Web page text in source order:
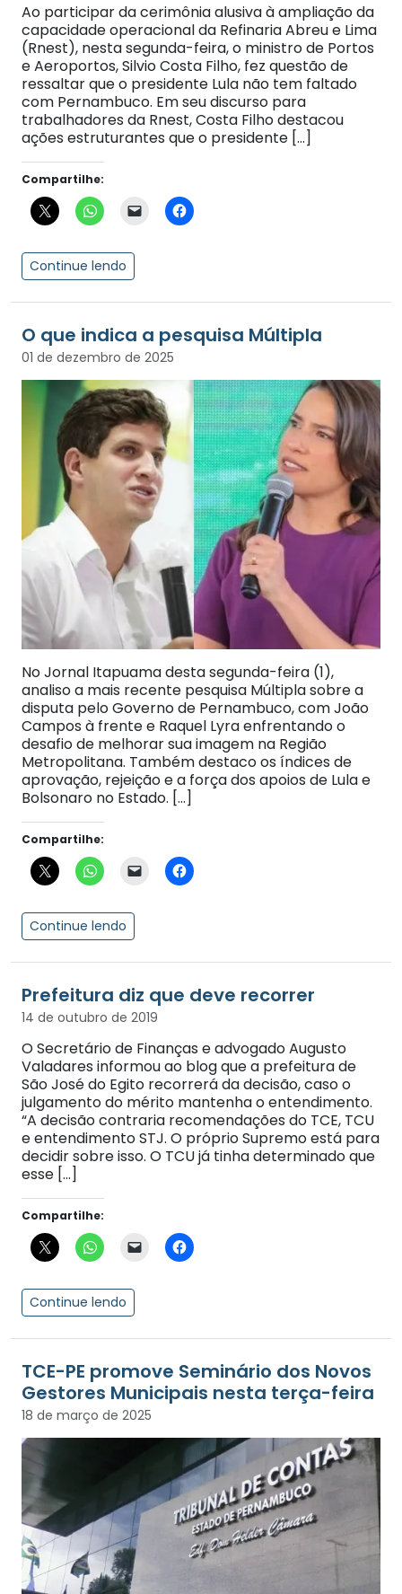
Ao participar da cerimônia alusiva à ampliação da
capacidade operacional da Refinaria Abreu e Lima
(Rnest), nesta segunda-feira, o ministro de Portos
e Aeroportos, Silvio Costa Filho, fez questão de
ressaltar que o presidente Lula não tem faltado
com Pernambuco. Em seu discurso para
trabalhadores da Rnest, Costa Filho destacou
ações estruturantes que o presidente […]
Compartilhe:
Continue lendo
O que indica a pesquisa Múltipla
01 de dezembro de 2025
No Jornal Itapuama desta segunda-feira (1),
analiso a mais recente pesquisa Múltipla sobre a
disputa pelo Governo de Pernambuco, com João
Campos à frente e Raquel Lyra enfrentando o
desafio de melhorar sua imagem na Região
Metropolitana. Também destaco os índices de
aprovação, rejeição e a força dos apoios de Lula e
Bolsonaro no Estado. […]
Compartilhe:
Continue lendo
Prefeitura diz que deve recorrer
14 de outubro de 2019
O Secretário de Finanças e advogado Augusto
Valadares informou ao blog que a prefeitura de
São José do Egito recorrerá da decisão, caso o
julgamento do mérito mantenha o entendimento.
“A decisão contraria recomendações do TCE, TCU
e entendimento STJ. O próprio Supremo está para
decidir sobre isso. O TCU já tinha determinado que
esse […]
Compartilhe:
Continue lendo
TCE-PE promove Seminário dos Novos
Gestores Municipais nesta terça-feira
18 de março de 2025